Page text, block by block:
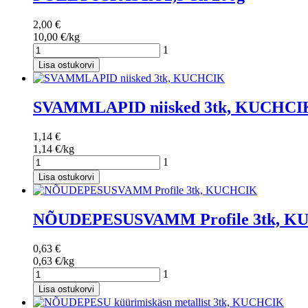
2,00 €
10,00 €/kg
1
Lisa ostukorvi
SVAMMLAPID niisked 3tk,
1,14 €
1,14 €/kg
1
Lisa ostukorvi
NÕUDEPESUSVAMM Profile 3tk,
0,63 €
0,63 €/kg
1
Lisa ostukorvi